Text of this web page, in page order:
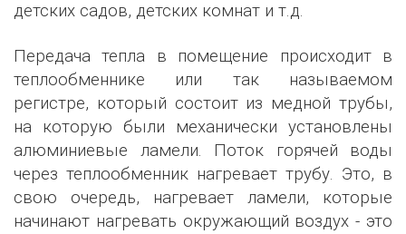
детских садов, детских комнат и т.д.
Передача тепла в помещение происходит в
теплообменнике или так называемом
регистре, который состоит из медной трубы,
на которую были механически установлены
алюминиевые ламели. Поток горячей воды
через теплообменник нагревает трубу. Это, в
свою очередь, нагревает ламели, которые
начинают нагревать окружающий воздух - это